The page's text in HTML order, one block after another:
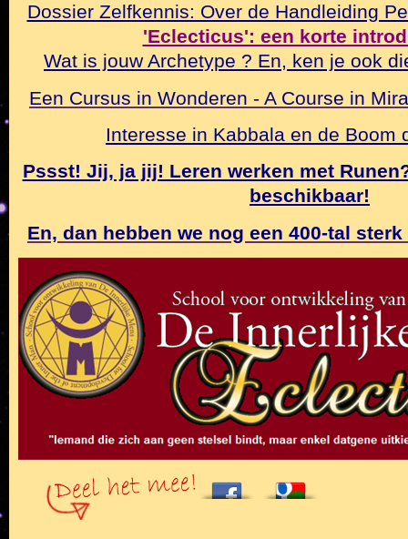
Dossier Zelfkennis: Over de Handleiding
'Eclecticus': een korte
Wat is jouw Archetype ? En, ken je ook
Een Cursus in Wonderen - A Course in
Interesse in Kabbala en de Boom
Pssst! Jij, ja jij! Leren werken met
beschikbaar!
En, dan hebben we nog een 400-tal